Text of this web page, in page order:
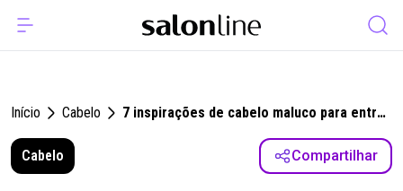
Início Cabelo
7 inspirações de cabelo maluco para entrar
Cabelo
Compartilhar